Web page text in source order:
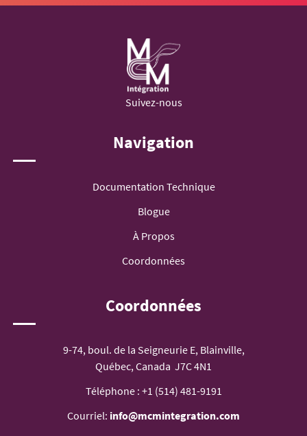
Suivez-nous
Navigation
Documentation Technique
Blogue
À Propos
Coordonnées
Coordonnées
9-74, boul. de la Seigneurie E, Blainville,
Québec, Canada J7C 4N1
Téléphone : +1 (514) 481-9191
Courriel: info@mcmintegration.com